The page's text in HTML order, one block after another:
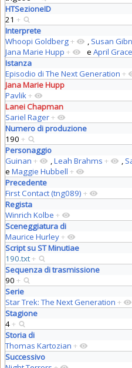
HTSezioneID
21 +
Interprete
Whoopi Goldberg+ , Susan
Jana Marie Hupp + e April Grace
Istanza
Episodio di The Next Generation +
Jana Marie Hupp
Pavlik+
Lanei Chapman
Sariel Rager+
Numero di produzione
190 +
Personaggio
Guinan + ,Leah Brahms + ,
e Maggie Hubbell +
Precedente
First Contact (tng089) +
Regista
Winrich Kolbe +
Sceneggiatura di
Maurice Hurley+
Script su ST Minutiae
190.txt+
Sequenza di trasmissione
90 +
Serie
Star Trek: The Next Generation +
Stagione
4+
Storia di
Thomas Kartozian +
Successivo